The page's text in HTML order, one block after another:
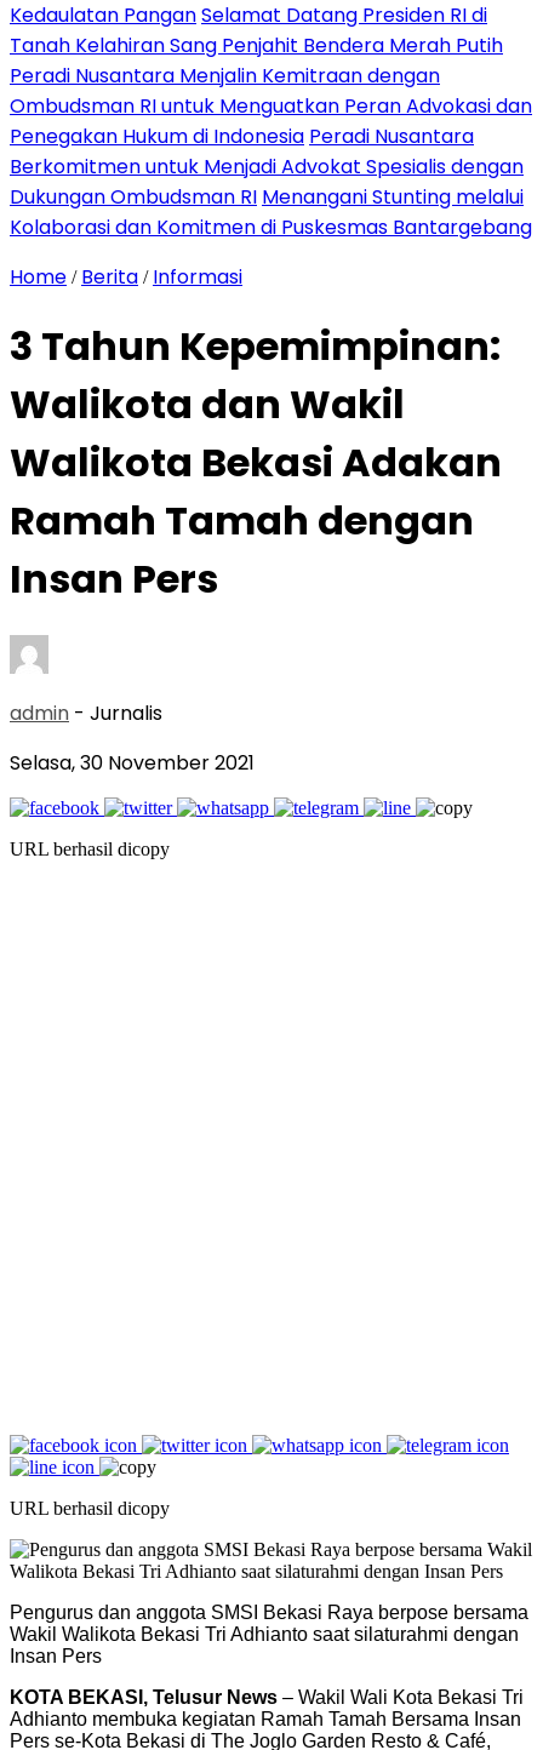
Kedaulatan PanganSelamat Datang Presiden RI di
Tanah Kelahiran Sang Penjahit Bendera Merah Putih
Peradi Nusantara Menjalin Kemitraan dengan
Ombudsman RI untuk Menguatkan Peran Advokasi dan
Penegakan Hukum di Indonesia Peradi Nusantara
Berkomitmen untuk Menjadi Advokat Spesialis dengan
Dukungan Ombudsman RI Menangani Stunting melalui
Kolaborasi dan Komitmen di Puskesmas Bantargebang
Home / Berita / Informasi
3 Tahun Kepemimpinan:
Walikota dan Wakil
Walikota Bekasi Adakan
Ramah Tamah dengan
Insan Pers
admin - Jurnalis
Selasa, 30 November 2021
URL berhasil dicopy
URL berhasil dicopy
Pengurus dan anggota SMSI Bekasi Raya berpose bersama
Wakil Walikota Bekasi Tri Adhianto saat silaturahmi dengan
Insan Pers
KOTA BEKASI, Telusur News – Wakil Wali Kota Bekasi Tri
Adhianto membuka kegiatan Ramah Tamah Bersama Insan
Pers se-Kota Bekasi di The Joglo Garden Resto & Café,